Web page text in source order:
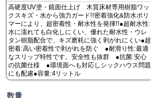
高硬度UV塗・鏡面仕上げ 木質床材専用樹脂ワッ
クスキズ・水から強力ガード!!密着強化&防水ポリ
マーにより、超密着性・耐水性を発揮!!●超耐水性:
水に濡れても白化しにくい、優れた耐水性・ウレ
タン樹脂配合で、キズ磨耗に強く剥がれにくい●超
密着:高い密着性で剥がれを防ぐ ●耐滑り性:最適
なスリップ特性です。安全性も抜群 ●抗菌:安心
の抗菌仕様 ●環境面へも対応しシックハウス問題
にも配慮●容量:4リットル
数量